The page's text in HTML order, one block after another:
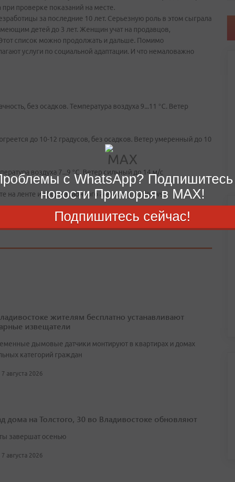
проверке показаний на месте.
за последние 10 лет. Серьезную роль в этом сыграла
детей до 3 лет. Женщин учат на продавцов,
список можно продолжать и дальше. Помимо
услуги по социальной адаптации. И что немаловажно
без осадков. Температура воздуха 9...11 °C. Ветер
до 10-12 градусов, без осадков. Ветер умеренный до 10
воздуха 7...9 °C. Ветер сильный до 14 м/с
на ленте информационного агентства Vladnews
дня.
жителям бесплатно устанавливают
извещатели
дымовые датчики монтируют в квартирах и домах
категорий граждан
августа 2026
дома на Толстого, 30 во Владивостоке обновляют
завершат осенью
августа 2026
с WhatsApp?
новости Приморья в MAX!
Подпишитесь сейчас!